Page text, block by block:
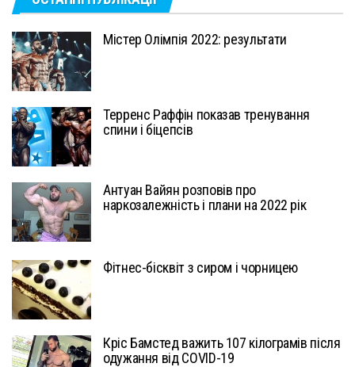
Містер Олімпія 2022: результати
Терренс Раффін показав тренування
спини і біцепсів
Антуан Вайян розповів про
наркозалежність і плани на 2022 рік
Фітнес-бісквіт з сиром і чорницею
Кріс Бамстед важить 107 кілограмів після
одужання від COVID-19